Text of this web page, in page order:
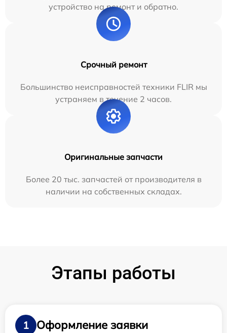
устройство на ремонт и обратно.
Срочный ремонт
Большинство неисправностей техники FLIR мы
устраняем в течение 2 часов.
Оригинальные запчасти
Более 20 тыс. запчастей от производителя в
наличии на собственных складах.
Этапы работы
1
Оформление заявки